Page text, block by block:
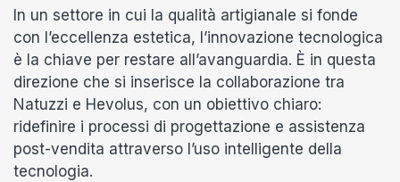
In un settore in cui la qualità artigianale si fonde
con l’eccellenza estetica, l’innovazione tecnologica
è la chiave per restare all’avanguardia. È in questa
direzione che si inserisce la collaborazione tra
Natuzzi e Hevolus, con un obiettivo chiaro:
ridefinire i processi di progettazione e assistenza
post-vendita attraverso l’uso intelligente della
tecnologia.